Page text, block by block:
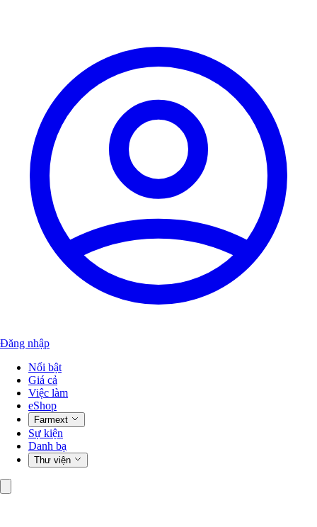
Đăng nhập
Nổi bật
Giá cả
Việc làm
eShop
Farmext
Sự kiện
Danh bạ
Thư viện